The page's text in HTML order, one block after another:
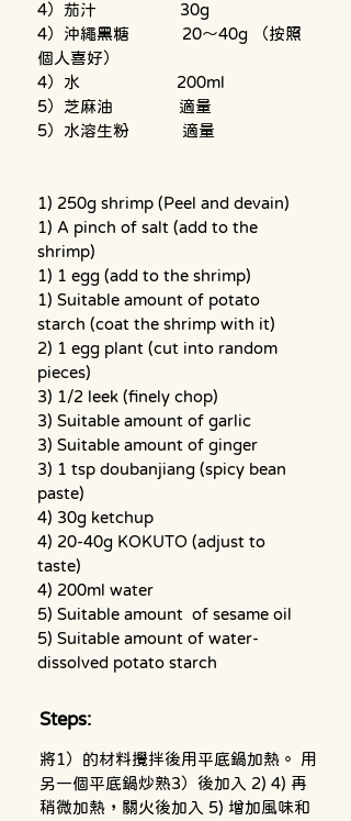
4）茄汁                   30g
4）沖繩黑糖            20〜40g （按照
個人喜好）
4）水                      200ml
5）芝麻油               適量
5）水溶生粉            適量
1) 250g shrimp (Peel and devain)
1) A pinch of salt (add to the
shrimp)
1) 1 egg (add to the shrimp)
1) Suitable amount of potato
starch (coat the shrimp with it)
2) 1 egg plant (cut into random
pieces)
3) 1/2 leek (finely chop)
3) Suitable amount of garlic
3) Suitable amount of ginger
3) 1 tsp doubanjiang (spicy bean
paste)
4) 30g ketchup
4) 20-40g KOKUTO (adjust to
taste)
4) 200ml water
5) Suitable amount  of sesame oil
5) Suitable amount of water-
dissolved potato starch
Steps:
將1）的材料攪拌後用平底鍋加熱。 用
另一個平底鍋炒熟3）後加入 2) 4) 再
稍微加熱，關火後加入 5) 增加風味和